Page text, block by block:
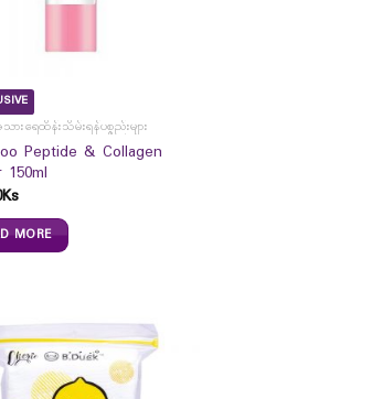
ားရေထိန်းသိမ်းရန်ပစ္စည်းများ
Peptide & Collagen
Ks
MORE